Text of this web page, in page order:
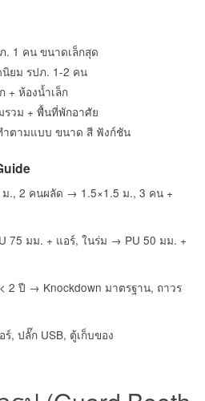
1 คน ขนาดเล็กสุด
ยม รปภ. 1-2 คน
ห้องน้ำเล็ก
วม + พื้นที่พักอาศัย
ตามแบบ ขนาด สี ฟังก์ชัน
., 2 คนผลัด → 1.5×1.5 ม., 3 คน +
75 มม. + แอร์, ในร่ม → PU 50 มม. +
2 ปี → Knockdown มาตรฐาน, ถาวร
ร์, ปลั๊ก USB, ตู้เก็บของ